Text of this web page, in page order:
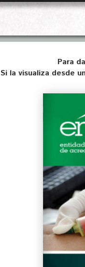
Para
Si la visualiza desde